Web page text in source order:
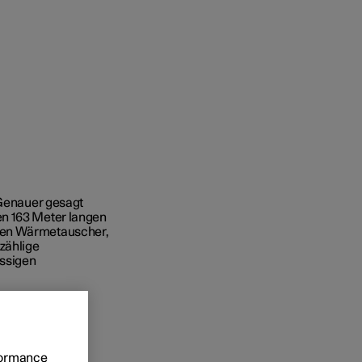
der Kauf
gesagt
163 Meter langen
Wärmetauscher,